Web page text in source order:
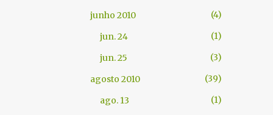
junho 2010
4
jun. 24
1
jun. 25
3
agosto 2010
39
ago. 13
1